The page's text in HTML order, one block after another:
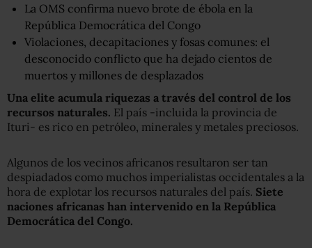
La OMS confirma nuevo brote de ébola en la
República Democrática del Congo
Violaciones, decapitaciones y fosas comunes: el
desconocido conflicto que ha dejado cientos de
muertos y millones de desplazados
Una elite acumula riquezas a través del control de los
recursos naturales. El país -incluida la provincia de
Ituri- es rico en petróleo, minerales y metales preciosos.
Algunos de los vecinos africanos resultaron ser tan
despiadados como muchos imperialistas occidentales a la
hora de explotar los recursos naturales del país. Siete
naciones africanas han intervenido en la República
Democrática del Congo.